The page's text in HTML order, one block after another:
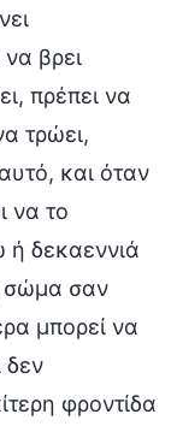
βρει
πρέπει να
τρώει,
και όταν
να το
ή δεκαεννιά
σώμα σαν
μπορεί να
δεν
φροντίδα